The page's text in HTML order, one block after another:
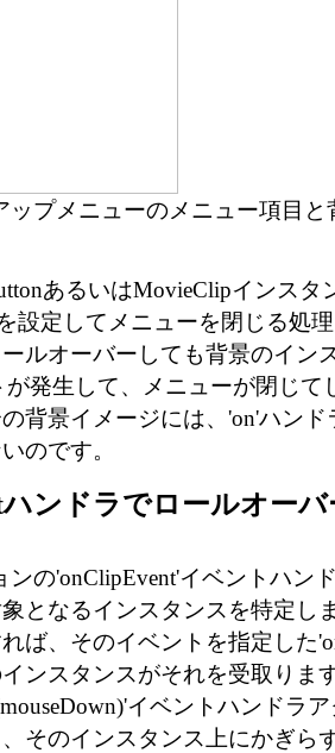
ップメニューのメニュー項目
あるいはMovieClipインスタ
設定してメニューを閉じる処
ルオーバーしても背景のイン
が発生して、メニューが閉じて
背景イメージには、'on'ハン
のです。
ハンドラでロールオー
ンの'onClipEvent'イベントハン
となるインスタンスを特定し
ば、そのイベントを指定した
ンスタンスがそれを受取りま
イベントハンドラ
そのインスタンス上にかぎら